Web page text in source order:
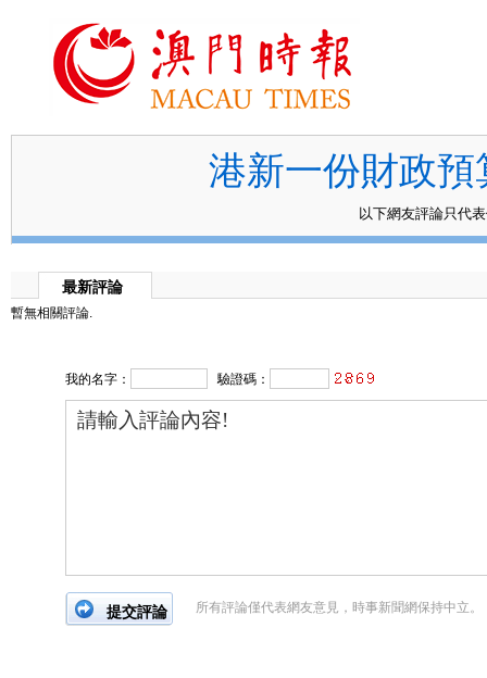
港新一份財政
以下網友評論只代
最新評論
暫無相關評論.
我的名字： 驗證碼：
所有評論僅代表網友意見，時事新聞網保持中立。